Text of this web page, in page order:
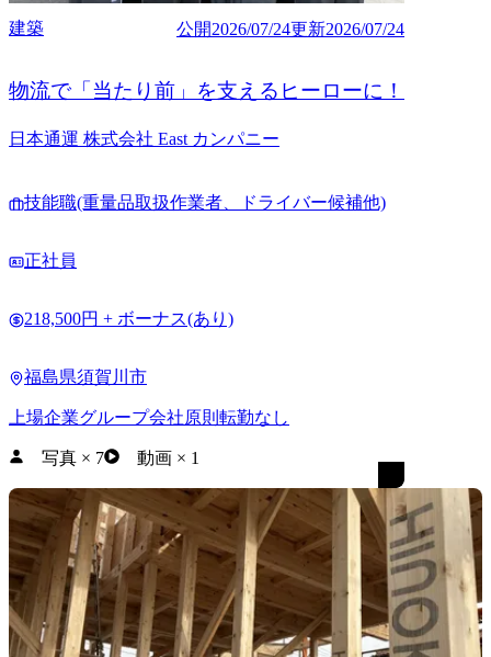
建築 公開2026/07/24更新2026/07/24
物流で「当たり前」を支えるヒーローに！
日本通運 株式会社 East カンパニー
技能職(重量品取扱作業者、ドライバー候補他)
正社員
218,500円 + ボーナス(あり)
福島県須賀川市
上場企業グループ会社原則転勤なし
写真 × 7 動画 × 1